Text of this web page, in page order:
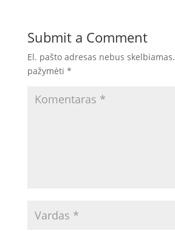
Submit a Comment
El. pašto adresas nebus skelbiamas.
pažymėti *